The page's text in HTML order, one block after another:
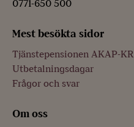
0771-650 500
Mest besökta sidor
Tjänstepensionen AKAP-KR
Utbetalningsdagar
Frågor och svar
Om oss